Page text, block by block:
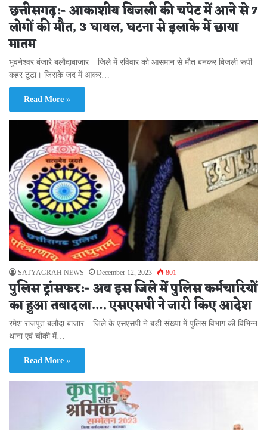
छत्तीसगढ़:- आकाशीय बिजली की चपेट में आने से 7
लोगों की मौत, 3 घायल, घटना से इलाके में छाया
मातम
भुवनेश्वर बंजारे बलौदाबाजार – जिले में रविवार को आसमान से मौत बनकर बिजली रूपी
कहर टूटा। जिसके जद में आकर…
Read More »
SATYAGRAH NEWS December 12, 2023 801
पुलिस ट्रांसफर:- अब इस जिले में पुलिस कर्मचारियों
का हुआ तबादला…. एसएसपी ने जारी किए आदेश
रमेश राजपूत बलौदा बाजार – जिले के एसएसपी ने बड़ी संख्या में पुलिस विभाग की विभिन्न
थाना एवं चौकी में…
Read More »